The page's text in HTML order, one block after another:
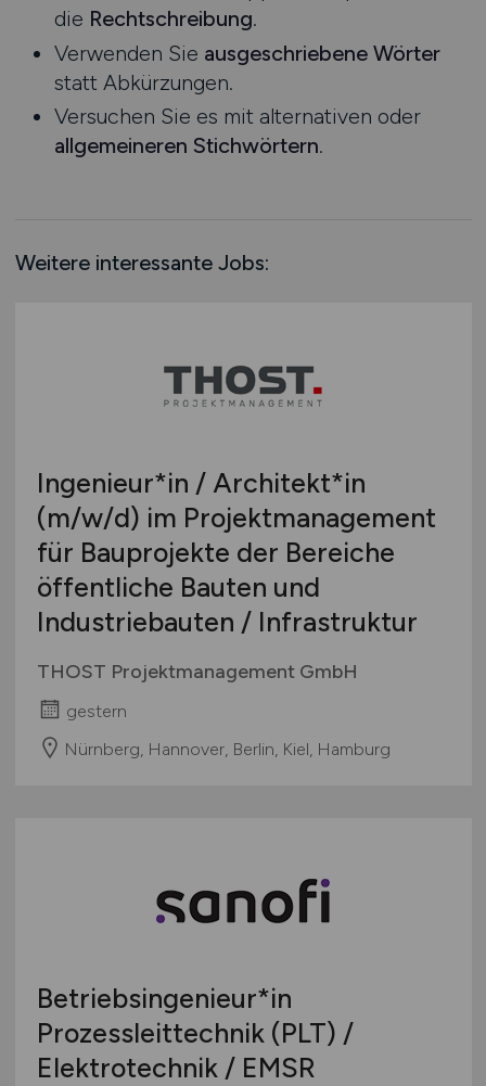
Rheinland-Pfalz
Saarland
Sachsen
Sachsen-Anhalt
Schleswig-Holstein
Schweiz
die Rechtschreibung.
Verwenden Sie ausgeschriebene Wörter
statt Abkürzungen.
Versuchen Sie es mit alternativen oder
allgemeineren Stichwörtern.
Weitere interessante Jobs:
Ingenieur*in / Architekt*in
(m/w/d) im Projektmanagement
für Bauprojekte der Bereiche
öffentliche Bauten und
Industriebauten / Infrastruktur
THOST Projektmanagement GmbH
gestern
Nürnberg, Hannover, Berlin, Kiel, Hamburg
Betriebsingenieur*in
Prozessleittechnik (PLT) /
Elektrotechnik / EMSR